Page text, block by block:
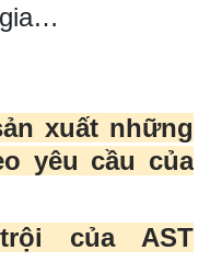
xuất những
yêu cầu của
của AST